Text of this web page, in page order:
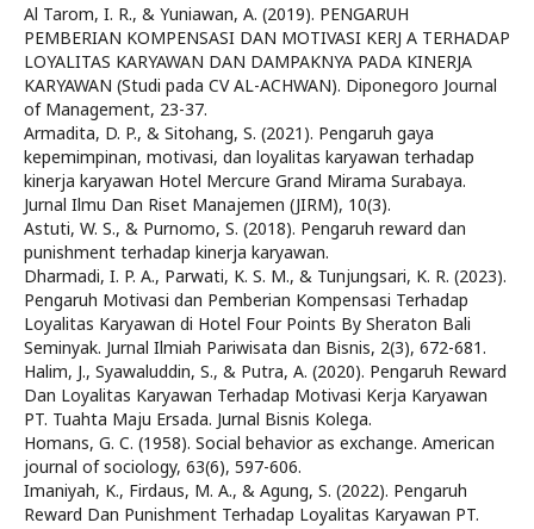
Al Tarom, I. R., & Yuniawan, A. (2019). PENGARUH
PEMBERIAN KOMPENSASI DAN MOTIVASI KERJ A TERHADAP
LOYALITAS KARYAWAN DAN DAMPAKNYA PADA KINERJA
KARYAWAN (Studi pada CV AL-ACHWAN). Diponegoro Journal
of Management, 23-37.
Armadita, D. P., & Sitohang, S. (2021). Pengaruh gaya
kepemimpinan, motivasi, dan loyalitas karyawan terhadap
kinerja karyawan Hotel Mercure Grand Mirama Surabaya.
Jurnal Ilmu Dan Riset Manajemen (JIRM), 10(3).
Astuti, W. S., & Purnomo, S. (2018). Pengaruh reward dan
punishment terhadap kinerja karyawan.
Dharmadi, I. P. A., Parwati, K. S. M., & Tunjungsari, K. R. (2023).
Pengaruh Motivasi dan Pemberian Kompensasi Terhadap
Loyalitas Karyawan di Hotel Four Points By Sheraton Bali
Seminyak. Jurnal Ilmiah Pariwisata dan Bisnis, 2(3), 672-681.
Halim, J., Syawaluddin, S., & Putra, A. (2020). Pengaruh Reward
Dan Loyalitas Karyawan Terhadap Motivasi Kerja Karyawan
PT. Tuahta Maju Ersada. Jurnal Bisnis Kolega.
Homans, G. C. (1958). Social behavior as exchange. American
journal of sociology, 63(6), 597-606.
Imaniyah, K., Firdaus, M. A., & Agung, S. (2022). Pengaruh
Reward Dan Punishment Terhadap Loyalitas Karyawan PT.